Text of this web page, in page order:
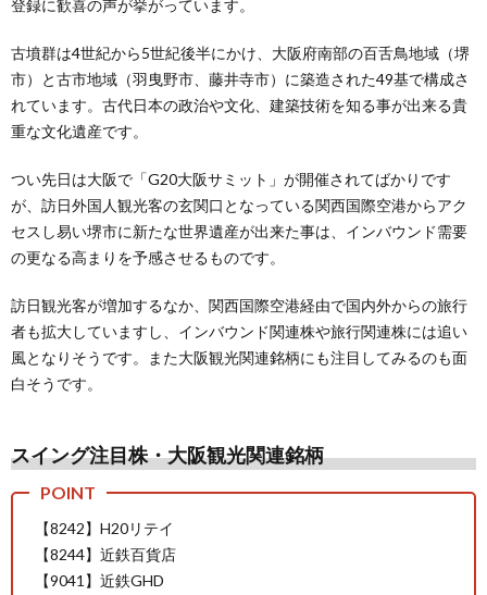
登録に歓喜の声が挙がっています。
古墳群は4世紀から5世紀後半にかけ、大阪府南部の百舌鳥地域（堺
市）と古市地域（羽曳野市、藤井寺市）に築造された49基で構成さ
れています。古代日本の政治や文化、建築技術を知る事が出来る貴
重な文化遺産です。
つい先日は大阪で「G20大阪サミット」が開催されてばかりです
が、訪日外国人観光客の玄関口となっている関西国際空港からアク
セスし易い堺市に新たな世界遺産が出来た事は、インバウンド需要
の更なる高まりを予感させるものです。
訪日観光客が増加するなか、関西国際空港経由で国内外からの旅行
者も拡大していますし、インバウンド関連株や旅行関連株には追い
風となりそうです。また大阪観光関連銘柄にも注目してみるのも面
白そうです。
スイング注目株・大阪観光関連銘柄
【8242】H20リテイ
【8244】近鉄百貨店
【9041】近鉄GHD